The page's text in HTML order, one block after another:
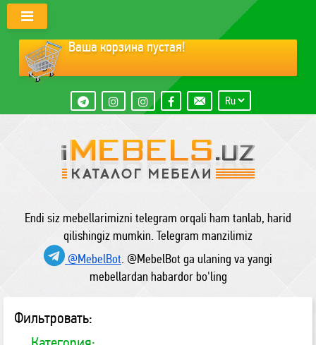
Ваша корзина пустая!
Endi siz mebellarimizni telegram orqali ham tanlab, harid
qilishingiz mumkin. Telegram manzilimiz
@MebelBot. @MebelBot ga ulaning va yangi
mebellardan habardor bo'ling
Фильтровать: